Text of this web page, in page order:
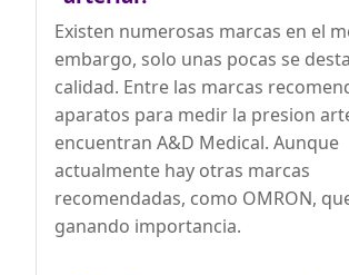
almacenar hasta 188
usuarios (99 lecturas cada
configurar la hora y la fecha de
del esfigmomanómetro, lo
la observación de datos
control de su salud
Conseguirás: Con el
brazo AILE puede obtener: 1
de presión arterial AILE, 1*
para monitor de presión
tensiometro brazo manual
USB (sin batería ni adaptador
Existen numerosas marcas en el
embargo, solo unas pocas se
calidad. Entre las marcas
aparatos para medir la presion
encuentran A&D Medical. Aunque
actualmente hay otras marcas
recomendadas, como OMRON,
ganando importancia.